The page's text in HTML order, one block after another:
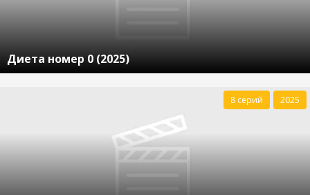
Диета номер 0 (2025)
8 серий 2025